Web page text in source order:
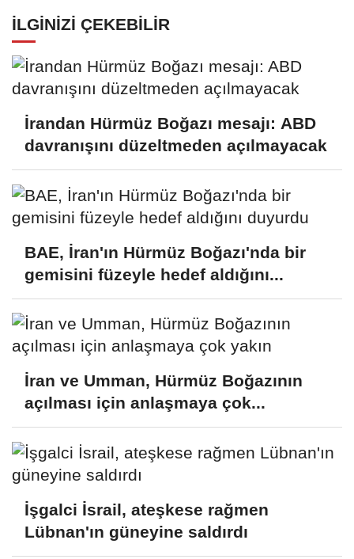
İLGINIZI ÇEKEBILIR
İrandan Hürmüz Boğazı mesajı: ABD
davranışını düzeltmeden açılmayacak
BAE, İran'ın Hürmüz Boğazı'nda bir
gemisini füzeyle hedef aldığını...
İran ve Umman, Hürmüz Boğazının
açılması için anlaşmaya çok...
İşgalci İsrail, ateşkese rağmen
Lübnan'ın güneyine saldırdı